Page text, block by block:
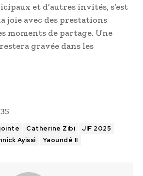
et d’autres invités, s’est
joie avec des prestations
moments de partage. Une
gravée dans les
Catherine Zibi
JIF 2025
Ayissi
Yaoundé II